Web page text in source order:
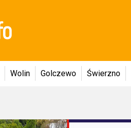
Wolin Golczewo Świerzno